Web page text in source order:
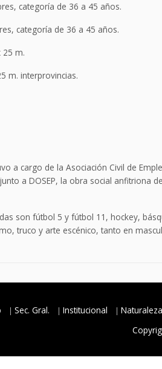
categoría de 36 a 45 años.
categoría de 36 a 45 años.
25 m.
m. interprovincias.
a cargo de la Asociación Civil de
junto a DOSEP, la obra social
son fútbol 5 y fútbol 11, hockey,
truco y arte escénico, tanto en
Sec. Gral. Institucional